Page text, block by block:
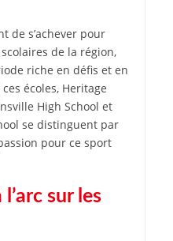
de s’achever pour
de la région,
riche en défis et en
écoles, Heritage
High School et
se distinguent par
pour ce sport
sur les